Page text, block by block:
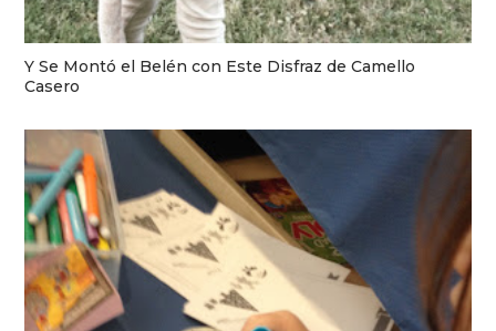
Y Se Montó el Belén con Este Disfraz de Camello
Casero